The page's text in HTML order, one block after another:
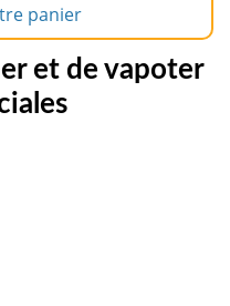
panier
et de vapoter